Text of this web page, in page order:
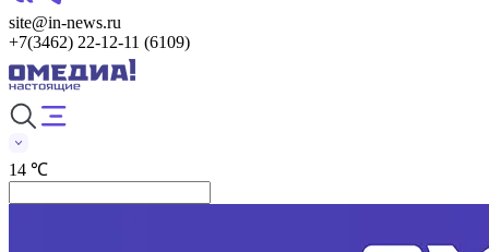
site@in-news.ru
+7(3462) 22-12-11 (6109)
14 ℃